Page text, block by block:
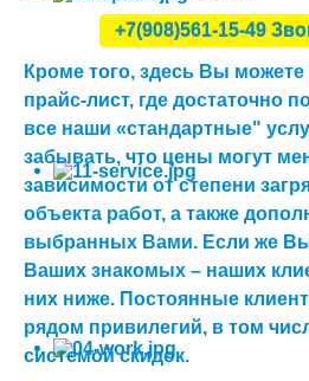
+7(908)561-15-49
Кроме того, здесь Вы
прайс-лист, где достаточно
все наши «стандартные"
забывать, что цены могут
зависимости от степени
объекта работ, а также
выбранных Вами. Если же Вы
Ваших знакомых – наших
них ниже. Постоянные
рядом привилегий, в том
системой скидок.